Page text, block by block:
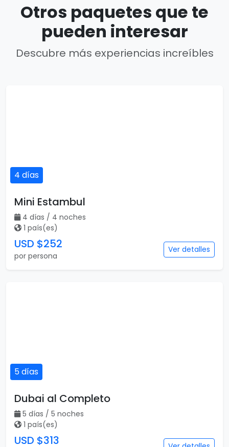
Otros paquetes que te
pueden interesar
Descubre más experiencias increíbles
4 días
Mini Estambul
4 días / 4 noches
1 país(es)
USD $252
por persona
Ver detalles
5 días
Dubai al Completo
5 días / 5 noches
1 país(es)
USD $313